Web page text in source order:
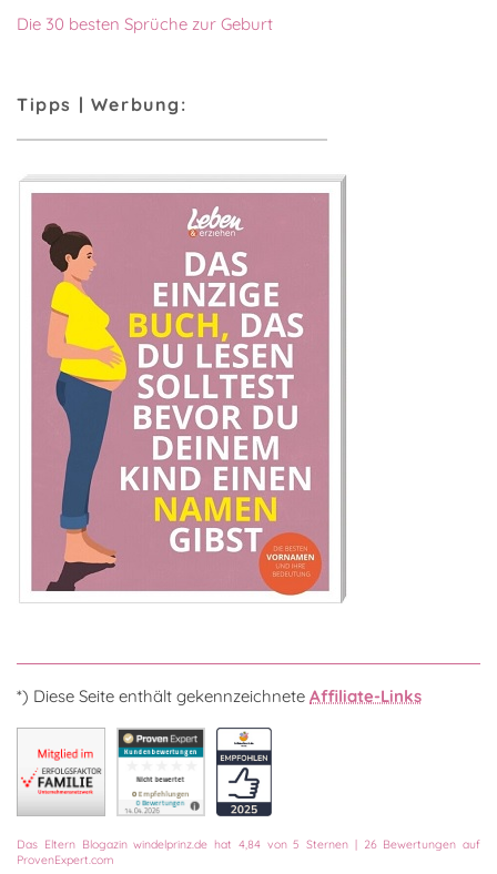
Die 30 besten Sprüche zur Geburt
Tipps | Werbung:
*) Diese Seite enthält gekennzeichnete Affiliate-Links
Das Eltern Blogazin windelprinz.de hat 4,84von5 Sternen | 26Bewertungen auf
ProvenExpert.com